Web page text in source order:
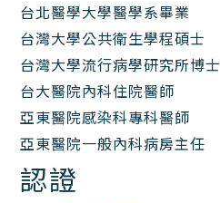
台北醫學大學醫學系畢業
台灣大學公共衛生學程碩士
台灣大學流行病學研究所博士
台大醫院內科住院醫師
亞東醫院感染科專科醫師
亞東醫院一般內科病房主任
認證